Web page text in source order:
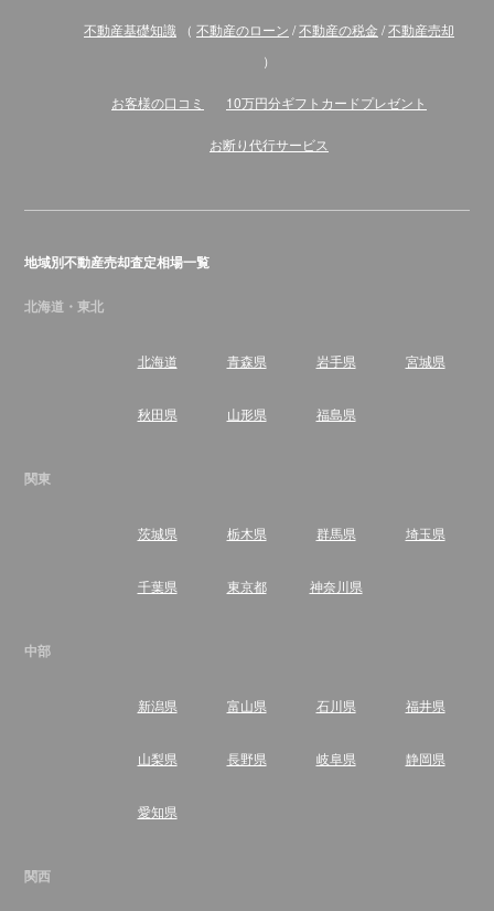
不動産基礎知識 （ 不動産のローン /不動産の税金 /不動産売却
）
お客様の口コミ 10万円分ギフトカードプレゼント
お断り代行サービス
地域別不動産売却査定相場一覧
北海道・東北
北海道 青森県 岩手県 宮城県
秋田県 山形県 福島県
関東
茨城県 栃木県 群馬県 埼玉県
千葉県 東京都 神奈川県
中部
新潟県 富山県 石川県 福井県
山梨県 長野県 岐阜県 静岡県
愛知県
関西